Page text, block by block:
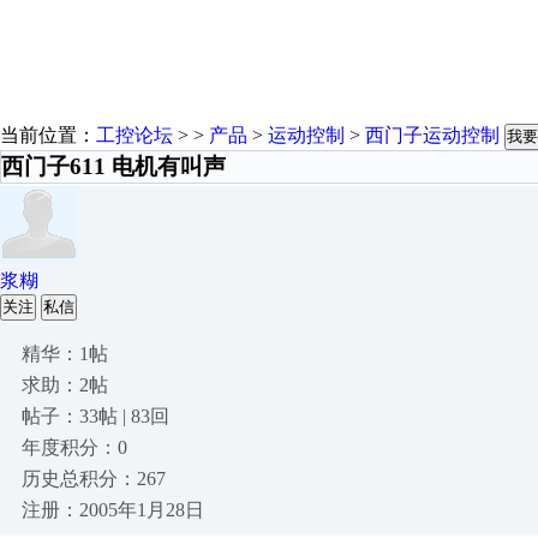
当前位置： 工控论坛 > > 产品 > 运动控制 > 西门子运动控制 我
西门子611 电机有叫声
浆糊
关注 私信
精华：1帖
求助：2帖
帖子：33帖 | 83回
年度积分：0
历史总积分：267
注册：2005年1月28日